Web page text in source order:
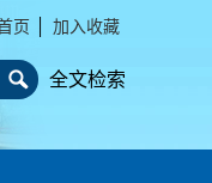
页 加入收藏
全文检索